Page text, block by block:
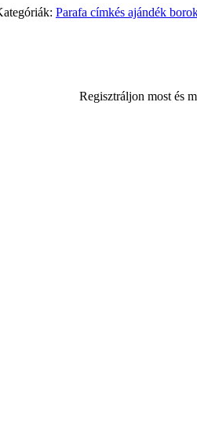
Parafa címkés ajándék
Regisztráljon most és